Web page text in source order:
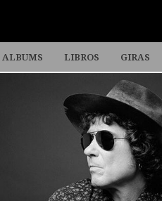
ALBUMS LIBROS GIRAS